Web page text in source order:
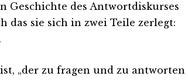
Geschichte des Antwortdiskurses
das sie sich in zwei Teile zerlegt:
„der zu fragen und zu antworten